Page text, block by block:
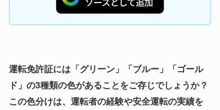
運転免許証には「グリーン」「ブルー」「ゴール
ド」の3種類の色があることをご存じでしょうか？
この色分けは、運転者の経験や安全運転の実績を